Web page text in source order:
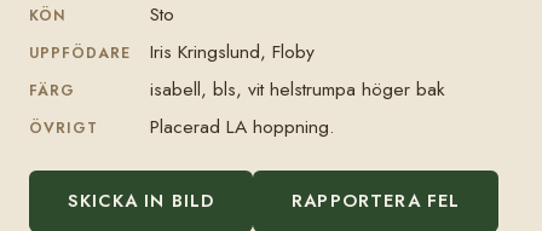
KÖN Sto
UPPFÖDARE Iris Kringslund, Floby
FÄRG isabell, bls, vit helstrumpa höger bak
ÖVRIGT Placerad LA hoppning.
SKICKA IN BILD RAPPORTERA FEL